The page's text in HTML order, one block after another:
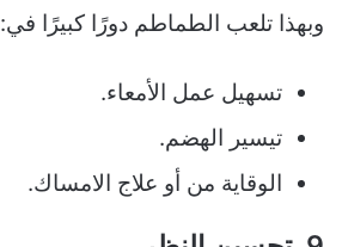
وبهذا تلعب الطماطم دورًا كبيرًا في:
تسهيل عمل الأمعاء.
تيسير الهضم.
الوقاية من أو علاج الامساك.